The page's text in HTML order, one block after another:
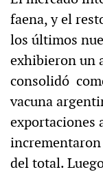
faena, y el
los últimos
exhibieron un
consolidó
vacuna
exportaciones
del total.